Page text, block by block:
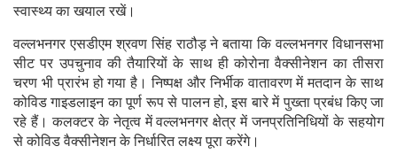
स्वास्थ्य का खयाल रखें।
वल्लभनगर एसडीएम श्रवण सिंह राठौड़ ने बताया कि वल्लभनगर विधानसभा
सीट पर उपचुनाव की तैयारियों के साथ ही कोरोना वैक्सीनेशन का तीसरा
चरण भी प्रारंभ हो गया है। निष्पक्ष और निर्भीक वातावरण में मतदान के साथ
कोविड गाइडलाइन का पूर्ण रूप से पालन हो, इस बारे में पुख्ता प्रबंध किए जा
रहे हैं। कलक्टर के नेतृत्व में वल्लभनगर क्षेत्र में जनप्रतिनिधियों के सहयोग
से कोविड वैक्सीनेशन के निर्धारित लक्ष्य पूरा करेंगे।